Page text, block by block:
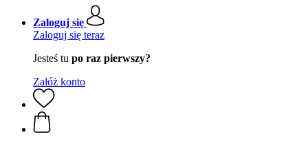
Zaloguj się
Zaloguj się teraz
Jesteś tu po raz pierwszy?
Załóż konto